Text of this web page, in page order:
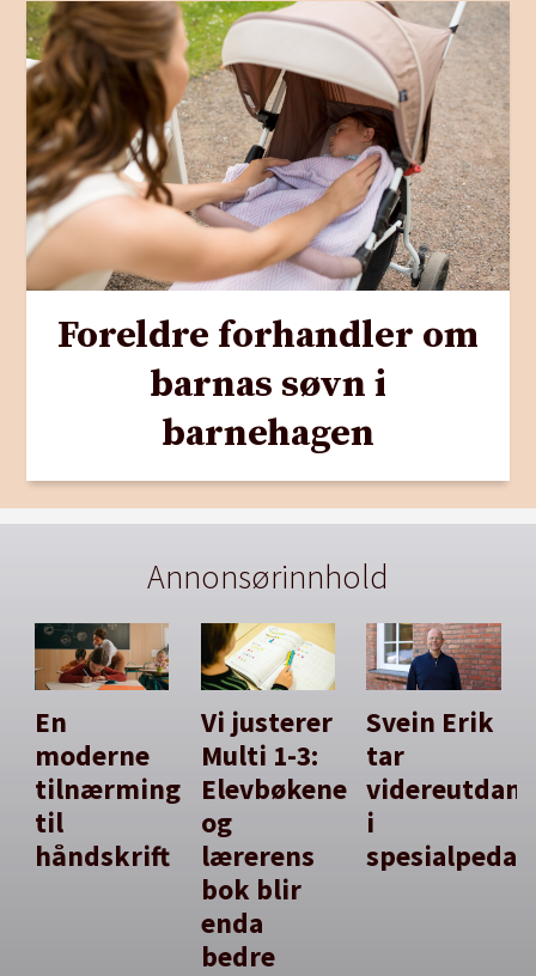
Foreldre forhandler om
barnas søvn i
barnehagen
Annonsørinnhold
En
moderne
tilnærming
til
håndskrift
Vi justerer
Multi 1-3:
Elevbøkene
og
lærerens
bok blir
enda
bedre
Svein Erik
tar
i